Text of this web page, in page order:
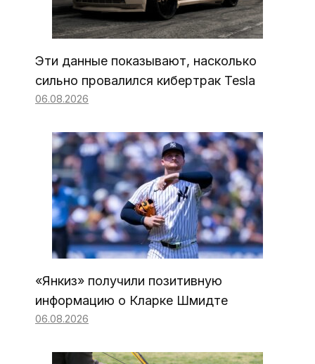
Эти данные показывают, насколько
сильно провалился кибертрак Tesla
06.08.2026
«Янкиз» получили позитивную
информацию о Кларке Шмидте
06.08.2026